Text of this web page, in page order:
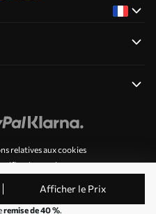
Afficher le Prix
remise de 40 %.
relatives aux cookies
push
réservés. Exploité par